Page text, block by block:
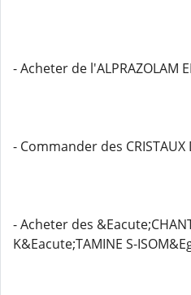
- Acheter de l'ALPRAZOLAM
- Commander des CRISTAUX
- Acheter des
K&Eacute;TAMINE S-